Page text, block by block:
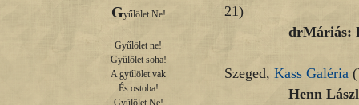
Gyűlölet Ne!
Gyűlölet ne!
Gyűlölet soha!
A gyűlölet vak
És ostoba!
21)
drMáriás: Kisüt
Szeged, Kass Galéria
Henn László